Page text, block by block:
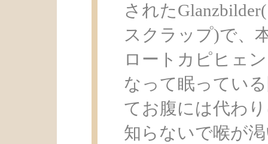
された
スクラップ)で、
ロートカピヒェ
なって眠ってい
てお腹には代わ
知らないで喉が